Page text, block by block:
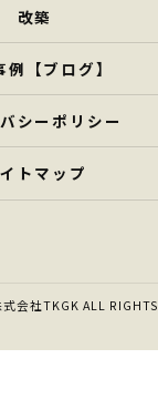
改築
例【ブログ】
シーポリシー
トマップ
会社TKGK ALL RIGHTS